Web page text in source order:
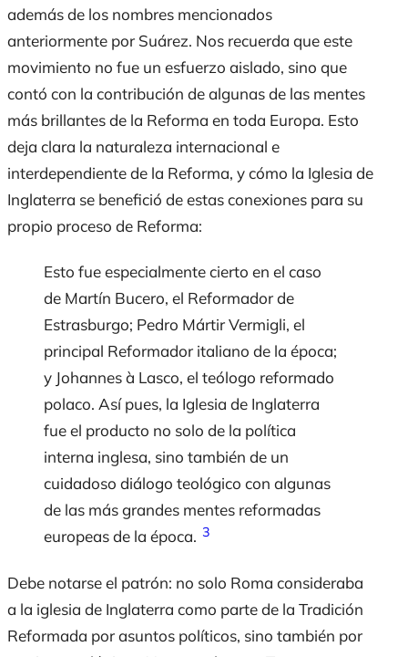
además de los nombres mencionados
anteriormente por Suárez. Nos recuerda que este
movimiento no fue un esfuerzo aislado, sino que
contó con la contribución de algunas de las mentes
más brillantes de la Reforma en toda Europa. Esto
deja clara la naturaleza internacional e
interdependiente de la Reforma, y cómo la Iglesia de
Inglaterra se benefició de estas conexiones para su
propio proceso de Reforma:
Esto fue especialmente cierto en el caso
de Martín Bucero, el Reformador de
Estrasburgo; Pedro Mártir Vermigli, el
principal Reformador italiano de la época;
y Johannes à Lasco, el teólogo reformado
polaco. Así pues, la Iglesia de Inglaterra
fue el producto no solo de la política
interna inglesa, sino también de un
cuidadoso diálogo teológico con algunas
de las más grandes mentes reformadas
europeas de la época. 3
Debe notarse el patrón: no solo Roma consideraba
a la iglesia de Inglaterra como parte de la Tradición
Reformada por asuntos políticos, sino también por